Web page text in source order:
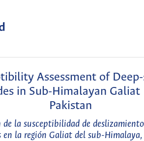
Assessment of
in Sub-Himalayan Galiat
Pakistan
de la susceptibilidad de
en la región Galiat del sub-